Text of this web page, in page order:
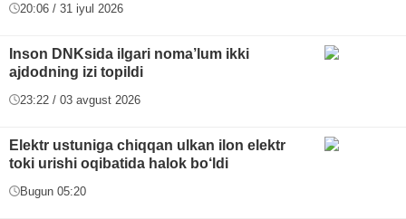
20:06 / 31 iyul 2026
Inson DNKsida ilgari noma’lum ikki
ajdodning izi topildi
23:22 / 03 avgust 2026
Elektr ustuniga chiqqan ulkan ilon elektr
toki urishi oqibatida halok bo‘ldi
Bugun 05:20